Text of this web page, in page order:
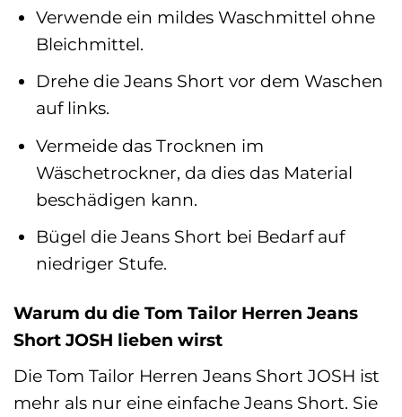
Verwende ein mildes Waschmittel ohne
Bleichmittel.
Drehe die Jeans Short vor dem Waschen
auf links.
Vermeide das Trocknen im
Wäschetrockner, da dies das Material
beschädigen kann.
Bügel die Jeans Short bei Bedarf auf
niedriger Stufe.
Warum du die Tom Tailor Herren Jeans
Short JOSH lieben wirst
Die Tom Tailor Herren Jeans Short JOSH ist
mehr als nur eine einfache Jeans Short. Sie